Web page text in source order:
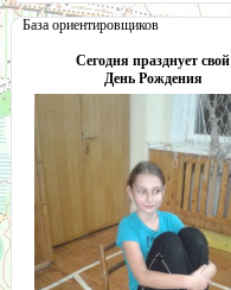
База ориентировщиков
Сегодня празднует свой
День Рождения